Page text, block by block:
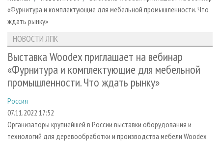
РУБРИКИ ЖУРНАЛА
ЛЕСНОЕ ХОЗЯЙСТВО
ЛЕСОЗАГОТОВКА
ЛЕСОПИЛЕНИЕ
ДЕРЕВООБРАБОТКА
СУШКА ДРЕВЕСИНЫ
ПРОИЗВОДСТВО ДРЕВЕСНЫХ ПЛИТ
ДЕРЕВЯННОЕ ДОМОСТРОЕНИЕ
ПРОИЗВОДСТВО МЕБЕЛИ
НОВОСТИ
КАЛЕНДАРЬ СОБЫТИЙ
НОВОСТИ ЛПК
НОВОСТИ ЖУРНАЛА
НОВОСТИ КОМПАНИЙ
ПРОЕКТЫ ЛПИ
АНАЛИТИКА
ПРЕДПРИЯТИЯ ЛПК
ЛЕСНЫЕ РЕГИОНЫ РОССИИ
ПЕРСОНЫ
МОБИЛЬНЫЕ ВЫСТАВКИ
ОФИЦИАЛЬНЫЕ ДЕЛЕГАЦИИ
ПРИОРИТЕТНЫЕ ИНВЕСТПРОЕКТЫ
АРХИВ
АРХИВ ЖУРНАЛОВ
СТАТЬИ
О ЖУРНАЛЕ
ПОДПИСКА
КОНТАКТЫ
РЕКЛАМОДАТЕЛЯМ
РЕКЛАМА
РЕКЛАМА НА САЙТЕ
«Фурнитура и комплектующие для мебельной промышленности. Что
ждать рынку»
НОВОСТИ ЛПК
Выставка Woodex приглашает на вебинар
«Фурнитура и комплектующие для мебельной
промышленности. Что ждать рынку»
Россия
07.11.2022 17:52
Организаторы крупнейшей в России выставки оборудования и
технологий для деревообработки и производства мебели Woodex